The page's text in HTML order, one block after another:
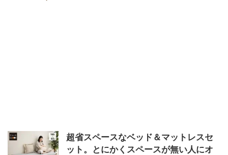
超省スペースなベッド＆マットレスセ
ット。とにかくスペースが無い人にオ